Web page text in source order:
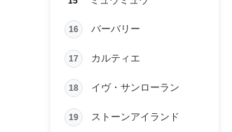
16 バーバリー
17 カルティエ
18 イヴ・サンローラン
19 ストーンアイランド